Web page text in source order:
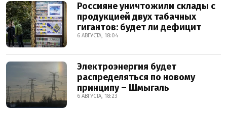
Россияне уничтожили склады с
продукцией двух табачных
гигантов: будет ли дефицит
6 АВГУСТА, 18:04
Электроэнергия будет
распределяться по новому
принципу – Шмыгаль
6 АВГУСТА, 18:23